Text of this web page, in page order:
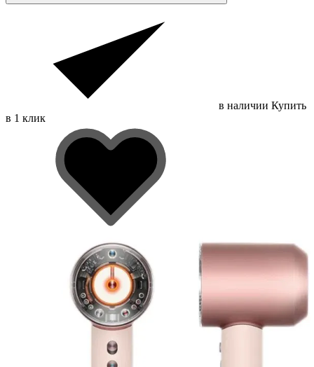
в наличии Купить
в 1 клик